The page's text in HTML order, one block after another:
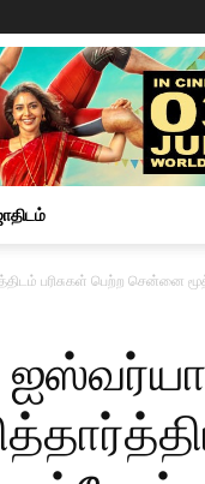
பரிசுகள் பெற்ற சென்னை
ஐஸ்வர்யா